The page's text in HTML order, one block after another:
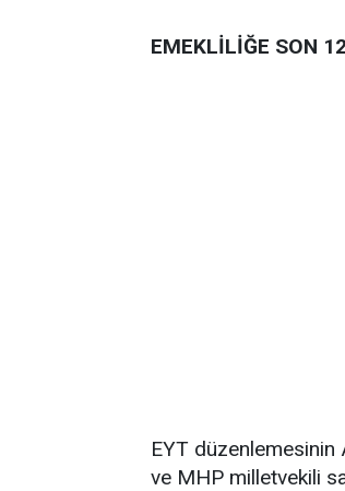
EMEKLİLİĞE SON
EYT düzenlemesinin
ve MHP milletvekili